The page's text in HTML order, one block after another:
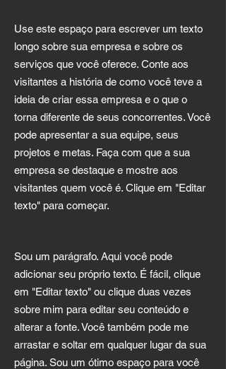
Use este espaço para escrever um texto
longo sobre sua empresa e sobre os
serviços que você oferece. Conte aos
visitantes a história de como você teve a
ideia de criar essa empresa e o que o
torna diferente de seus concorrentes. Você
pode apresentar a sua equipe, seus
projetos e metas. Faça com que a sua
empresa se destaque e mostre aos
visitantes quem você é. Clique em "Editar
texto" para começar.
Sou um parágrafo. Aqui você pode
adicionar seu próprio texto. É fácil, clique
em "Editar texto" ou clique duas vezes
sobre mim para editar seu conteúdo e
alterar a fonte. Você também pode me
arrastar e soltar em qualquer lugar da sua
página. Sou um ótimo espaço para você